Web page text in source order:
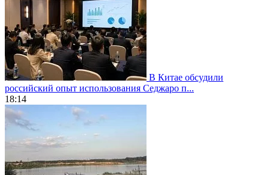
В Китае обсудили
российский опыт использования Седжаро п...
18:14